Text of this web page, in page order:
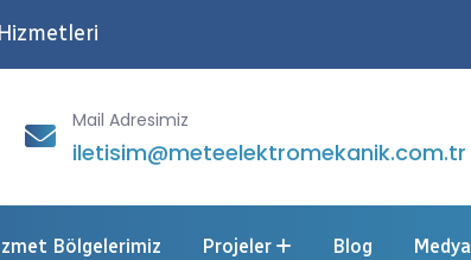
Mail Adresimiz
iletisim@meteelektromekanik.com.tr
Bölgelerimiz Projeler Blog Medya